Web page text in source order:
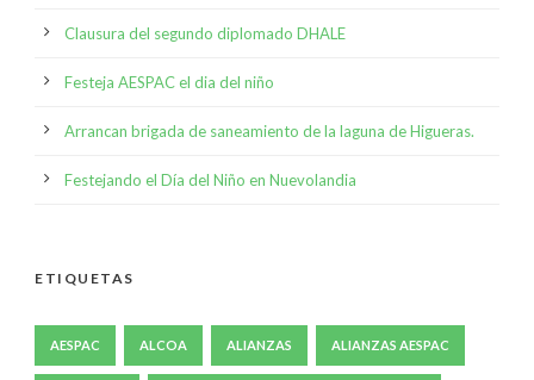
Clausura del segundo diplomado DHALE
Festeja AESPAC el dia del niño
Arrancan brigada de saneamiento de la laguna de Higueras.
Festejando el Día del Niño en Nuevolandia
ETIQUETAS
AESPAC ALCOA ALIANZAS ALIANZAS AESPAC